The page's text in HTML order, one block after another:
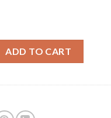
ADD TO CART